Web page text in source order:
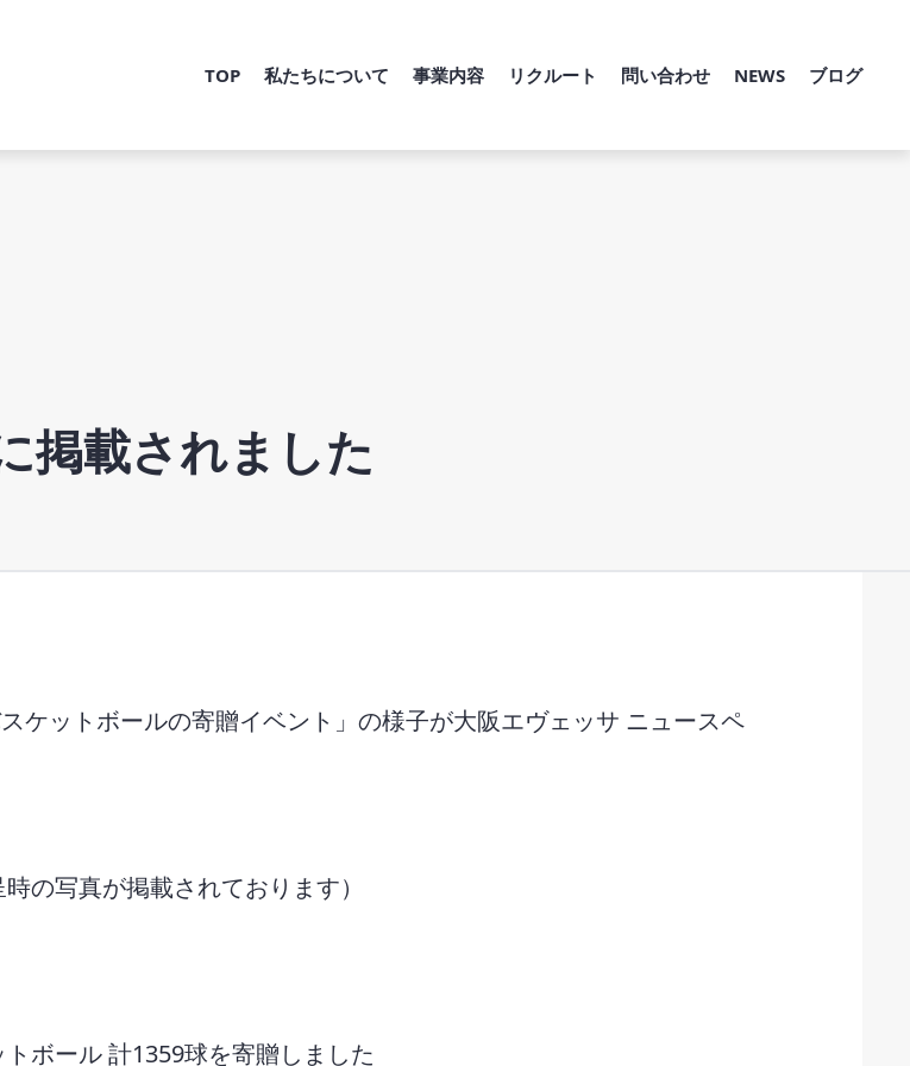
TOP 私たちについて 事業内容 リクルート 問い合わせ NEWS ブログ
掲載されました
ケットボールの寄贈イベント」の様子が大阪エヴェッサ ニュースペ
の写真が掲載されております）
ボール 計1359球を寄贈しました